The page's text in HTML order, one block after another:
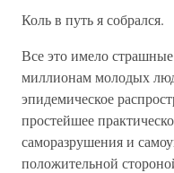
Коль в путь я собрался.
Все это имело
миллионам молодых
эпидемическое
простейшее
саморазрушения и
положительной